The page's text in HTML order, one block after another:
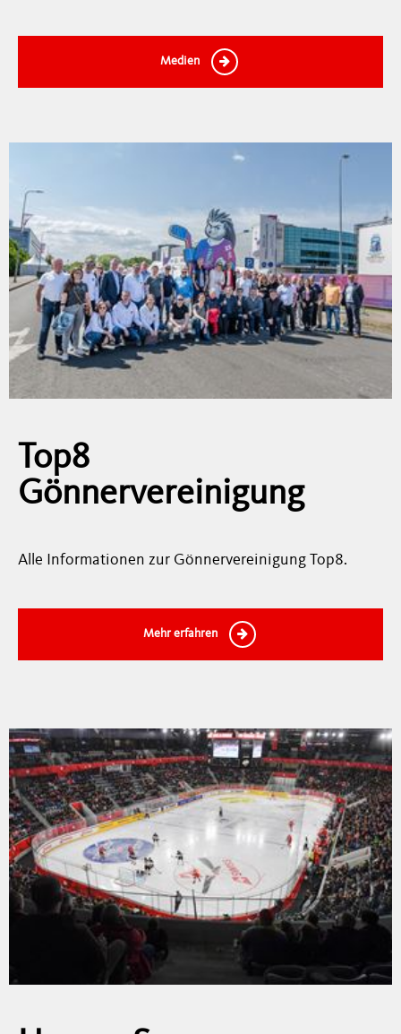
Medien
Top8
Gönnervereinigung
Alle Informationen zur Gönnervereinigung Top8.
Mehr erfahren